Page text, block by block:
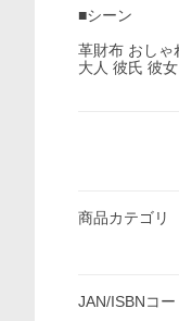
■シーン
革財布 おしゃ
大人 彼氏 彼
商品カテゴリ
JAN/ISBNコー